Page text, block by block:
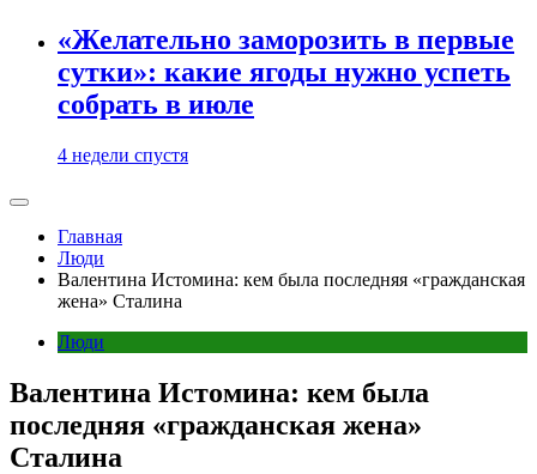
«Желательно заморозить в первые
сутки»: какие ягоды нужно успеть
собрать в июле
4 недели спустя
Главная
Люди
Валентина Истомина: кем была последняя «гражданская
жена» Сталина
Люди
Валентина Истомина: кем была
последняя «гражданская жена»
Сталина